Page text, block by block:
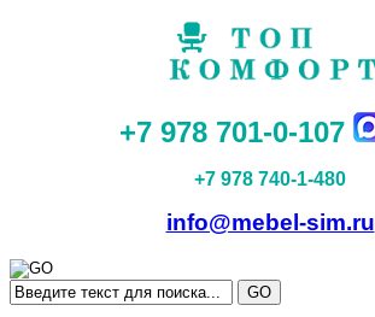
+7 978 701-0-107
+7 978 740-1-480
info@mebel-sim.ru
GO